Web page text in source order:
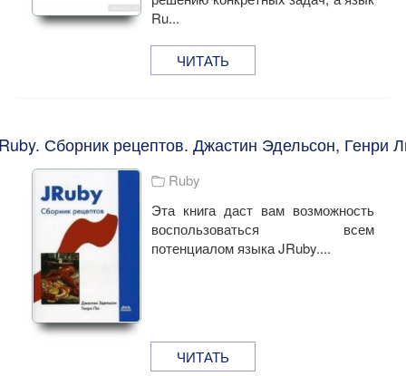
Ru...
ЧИТАТЬ
Сборник рецептов. Джастин Эдельсон, Генри
Ruby
Эта книга даст вам возможность
воспользоваться всем
потенциалом языка JRuby....
ЧИТАТЬ